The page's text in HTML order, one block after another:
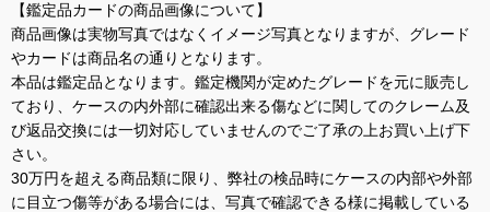
【鑑定品カードの商品画像について】
商品画像は実物写真ではなくイメージ写真となりますが、グレード
やカードは商品名の通りとなります。
本品は鑑定品となります。鑑定機関が定めたグレードを元に販売し
ており、ケースの内外部に確認出来る傷などに関してのクレーム及
び返品交換には一切対応していませんのでご了承の上お買い上げ下
さい。
30万円を超える商品類に限り、弊社の検品時にケースの内部や外部
に目立つ傷等がある場合には、写真で確認できる様に掲載している